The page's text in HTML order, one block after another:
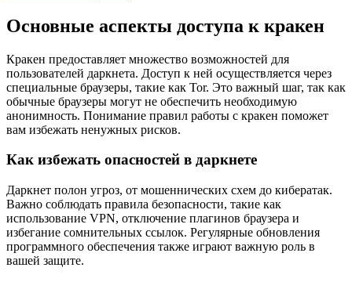
Основные аспекты доступа к кракен
Кракен предоставляет множество возможностей для
пользователей даркнета. Доступ к ней осуществляется через
специальные браузеры, такие как Tor. Это важный шаг, так как
обычные браузеры могут не обеспечить необходимую
анонимность. Понимание правил работы с кракен поможет
вам избежать ненужных рисков.
Как избежать опасностей в даркнете
Даркнет полон угроз, от мошеннических схем до кибератак.
Важно соблюдать правила безопасности, такие как
использование VPN, отключение плагинов браузера и
избегание сомнительных ссылок. Регулярные обновления
программного обеспечения также играют важную роль в
вашей защите.